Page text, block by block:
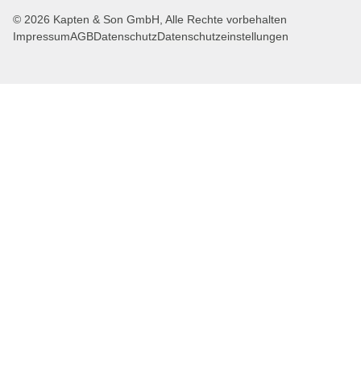
© 2026 Kapten & Son GmbH, Alle Rechte vorbehalten
ImpressumAGBDatenschutzDatenschutzeinstellungen